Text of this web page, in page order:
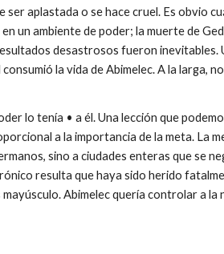
aplastada o se hace cruel. Es obvio
un ambiente de poder; la muerte de
desastrosos fueron inevitables.
la vida de Abimelec. A la larga,
lo tenía • a él. Una lección que
a la importancia de la meta. La
sino a ciudades enteras que se
resulta que haya sido herido
Abimelec quería controlar a la